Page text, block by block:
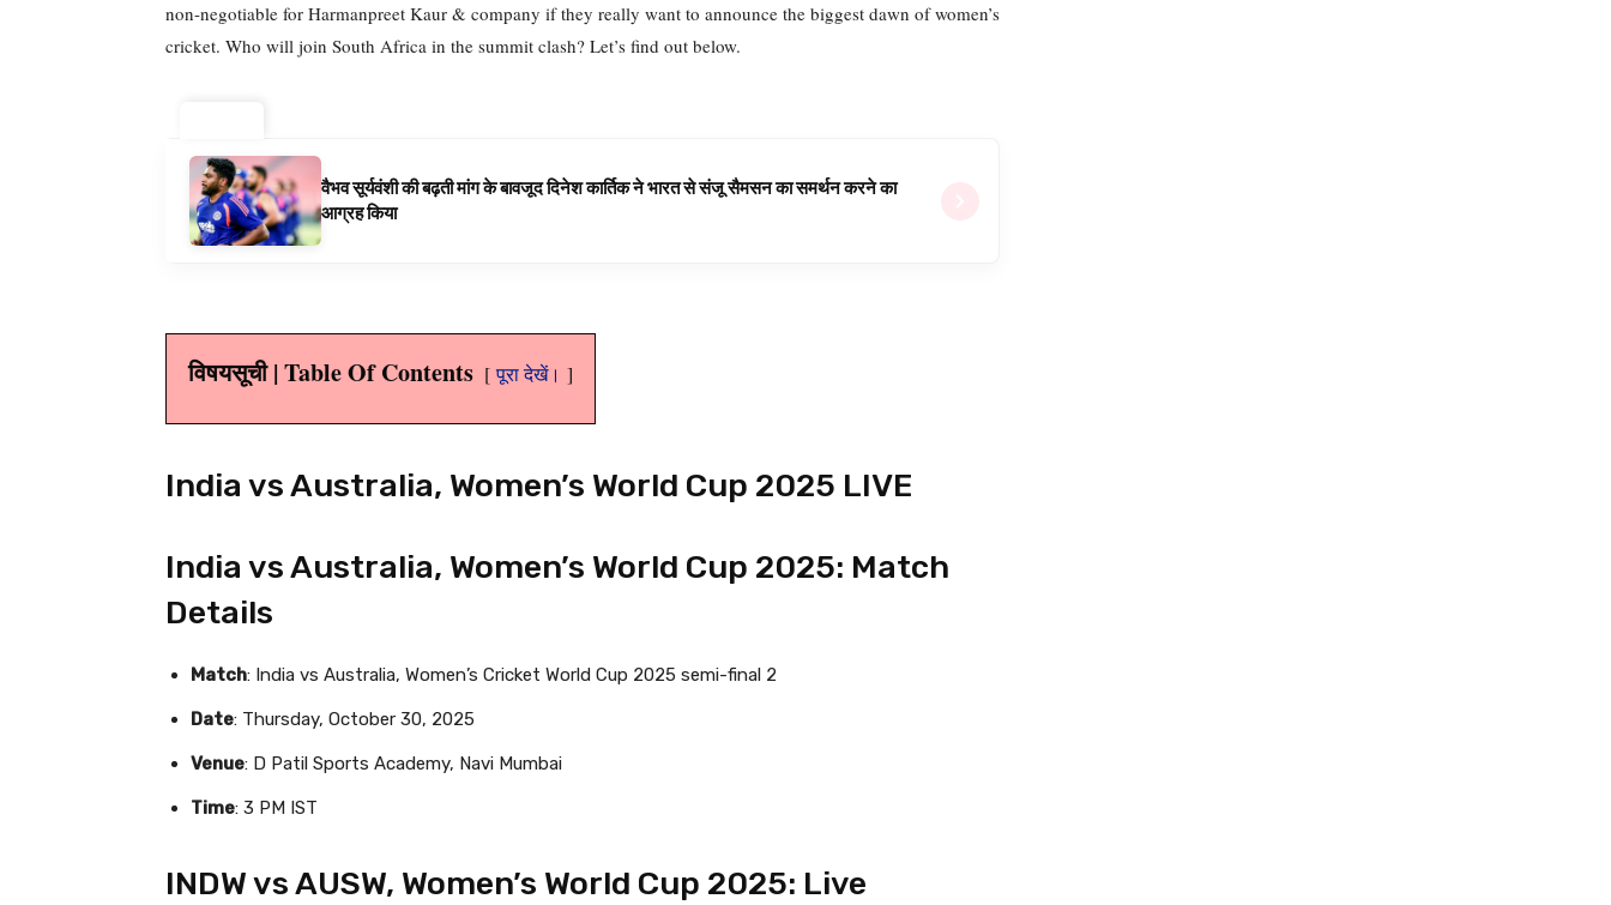
non-negotiable for Harmanpreet Kaur & company if they really want to announce the biggest dawn of women’s
cricket. Who will join South Africa in the summit clash? Let’s find out below.
वैभव सूर्यवंशी की बढ़ती मांग के बावजूद दिनेश कार्तिक ने भारत से संजू सैमसन का समर्थन करने का
आग्रह किया
विषयसूची | Table Of Contents पूरा देखें।
India vs Australia, Women’s World Cup 2025 LIVE
India vs Australia, Women’s World Cup 2025: Match
Details
Match: India vs Australia, Women’s Cricket World Cup 2025 semi-final 2
Date: Thursday, October 30, 2025
Venue: D Patil Sports Academy, Navi Mumbai
Time: 3 PM IST
INDW vs AUSW, Women’s World Cup 2025: Live